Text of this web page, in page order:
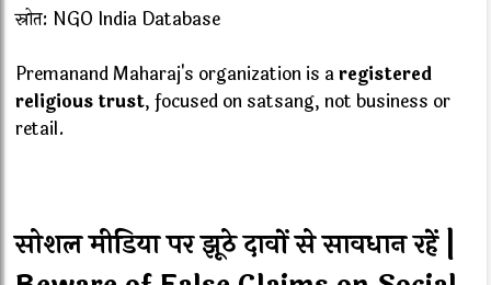
स्रोत: NGO India Database
Premanand Maharaj's organization is aregistered
religious trust, focused on satsang, not business or
retail.
सोशल मीडिया पर झूठे दावों से सावधान रहें |